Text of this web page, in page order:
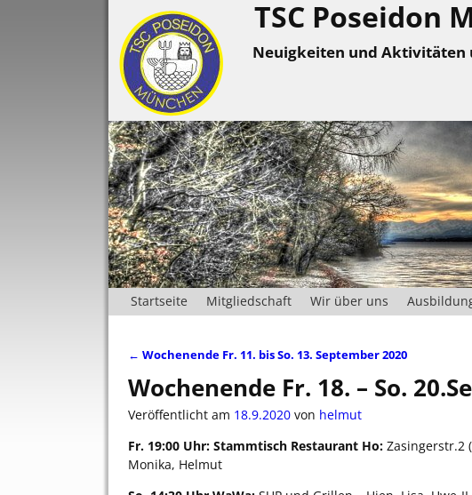
TSC Poseidon
Neuigkeiten und Aktivitäten
Startseite Mitgliedschaft Wir über uns
← Wochenende Fr. 11. bis So. 13. September 2020
Wochenende Fr. 18. – So.
Veröffentlicht am 18.9.2020 von helmut
Fr. 19:00 Uhr: Stammtisch Restaurant Ho: Zasingerstr.2
Monika, Helmut